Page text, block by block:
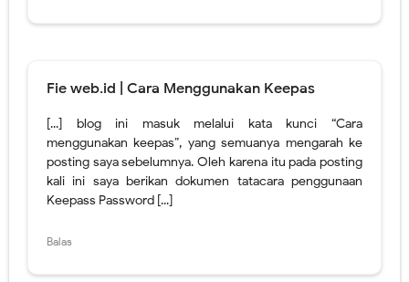
Fie web.id | Cara Menggunakan Keepas
[...] blog ini masuk melalui kata kunci “Cara
menggunakan keepas”, yang semuanya mengarah ke
posting saya sebelumnya. Oleh karena itu pada posting
kali ini saya berikan dokumen tatacara penggunaan
Keepass Password [...]
Balas